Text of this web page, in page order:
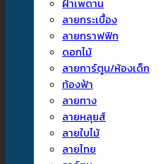
ฝ้าเพดาน
ลายกระเบื้อง
ลายกราฟฟิก
ดอกไม้
ลายการ์ตูน/ห้องเด็ก
ท้องฟ้า
ลายทาง
ลายหลุยส์
ลายใบไม้
ลายไทย